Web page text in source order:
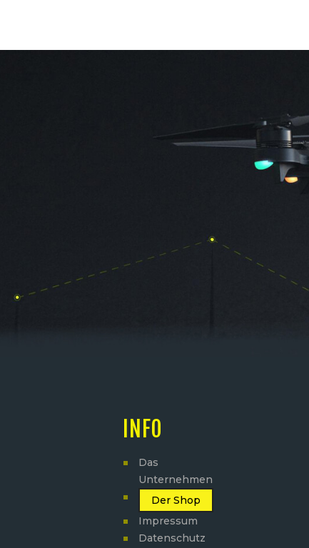
INFO
Das
Unternehmen
Der Shop
Impressum
Datenschutz